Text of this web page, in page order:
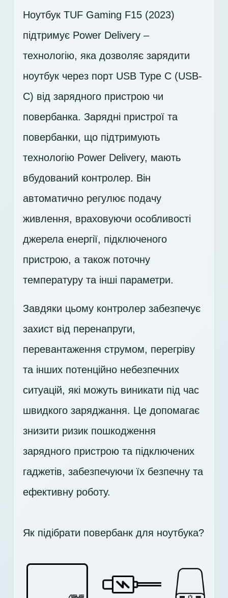
Ноутбук TUF Gaming F15 (2023)
підтримує Power Delivery –
технологію, яка дозволяє зарядити
ноутбук через порт USB Type C (USB-
C) від зарядного пристрою чи
повербанка. Зарядні пристрої та
повербанки, що підтримують
технологію Power Delivery, мають
вбудований контролер. Він
автоматично регулює подачу
живлення, враховуючи особливості
джерела енергії, підключеного
пристрою, а також поточну
температуру та інші параметри.
Завдяки цьому контролер забезпечує
захист від перенапруги,
перевантаження струмом, перегріву
та інших потенційно небезпечних
ситуацій, які можуть виникати під час
швидкого заряджання. Це допомагає
знизити ризик пошкодження
зарядного пристрою та підключених
гаджетів, забезпечуючи їх безпечну та
ефективну роботу.
Як підібрати повербанк для ноутбука?